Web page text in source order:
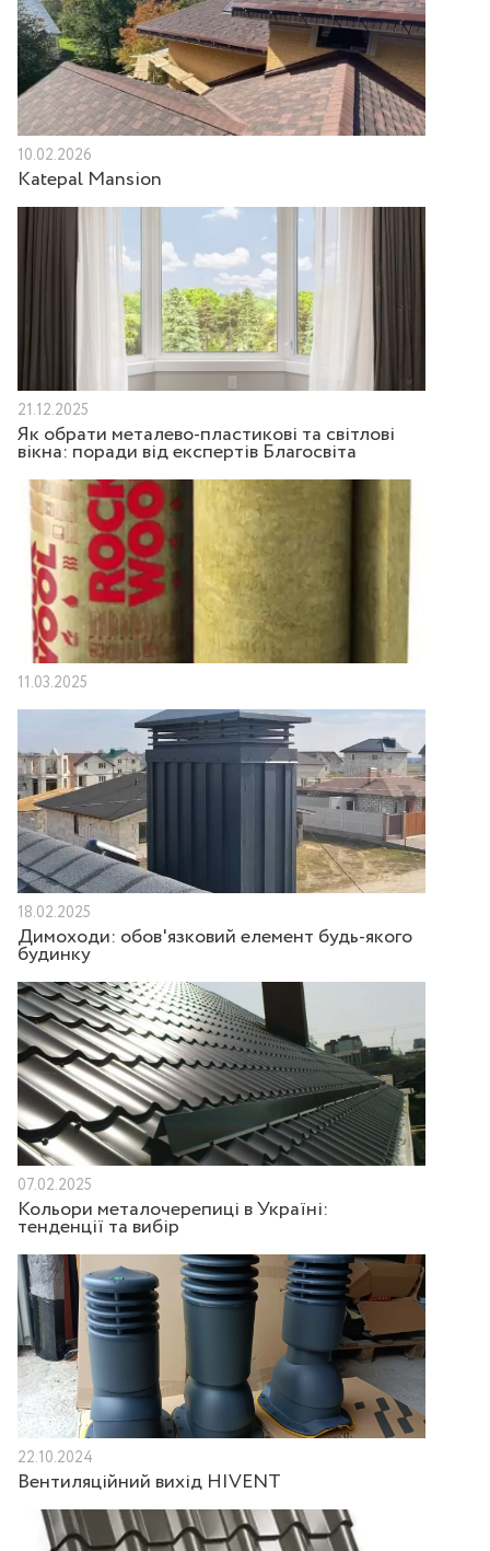
10.02.2026
Katepal Mansion
21.12.2025
Як обрати металево-пластикові та світлові
вікна: поради від експертів Благосвіта
11.03.2025
18.02.2025
Димоходи: обов'язковий елемент будь-якого
будинку
07.02.2025
Кольори металочерепиці в Україні:
тенденції та вибір
22.10.2024
Вентиляційний вихід HIVENT